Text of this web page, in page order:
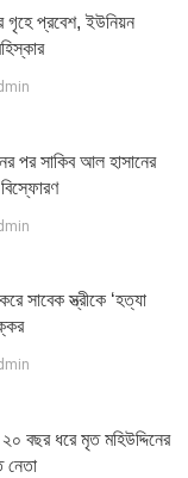
গৃহে প্রবেশ, ইউনিয়ন
পর সাকিব আল হাসানের
সাবেক স্ত্রীকে ‘হত্যা
বছর ধরে মৃত মহিউদ্দিনের
নেতা